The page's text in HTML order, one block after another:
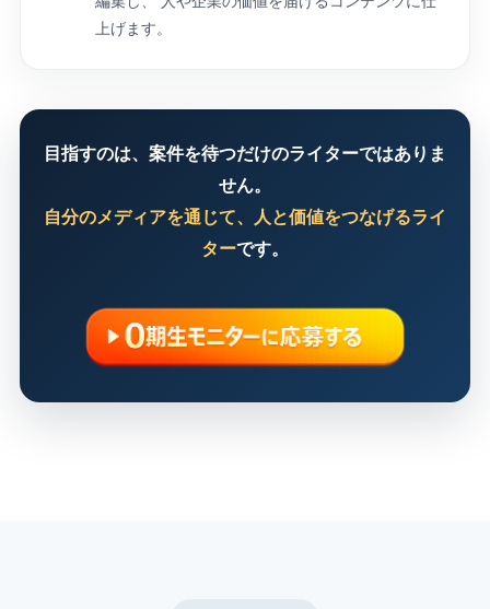
上げます。
目指すのは、案件を待つだけのライターではありま
せん。
自分のメディアを通じて、人と価値をつなげるライ
ターです。